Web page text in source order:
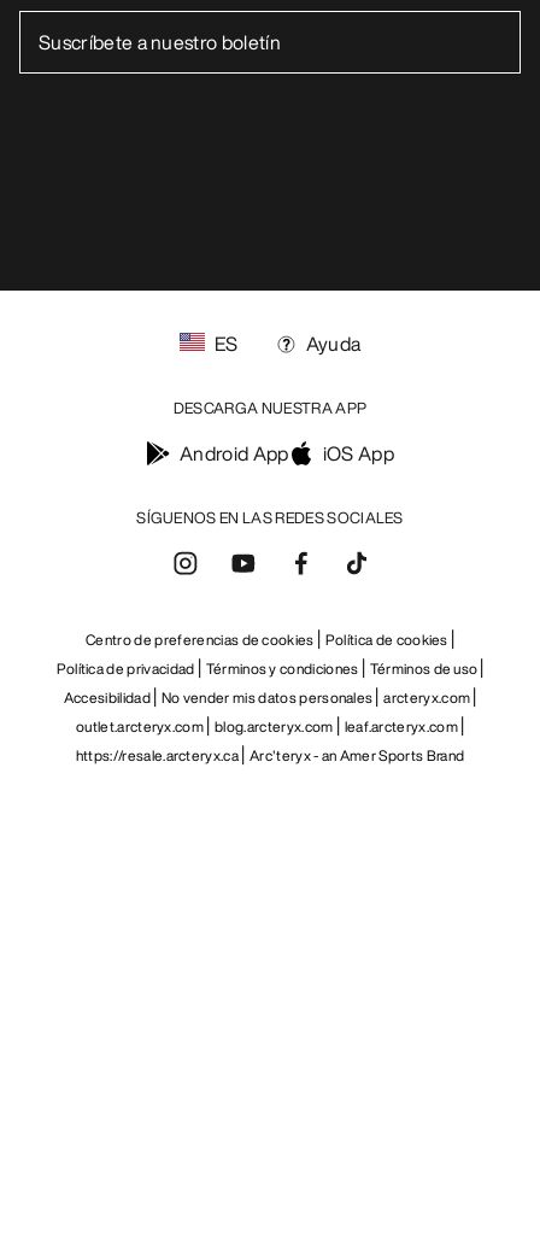
SÍGUENOS EN LAS REDES SOCIALES
ES Ayuda
DESCARGA NUESTRA APP
Android App iOS App
Centro de preferencias de cookies Política de cookies
Política de privacidad Términos y condiciones Términos de uso
Accesibilidad No vender mis datos personales arcteryx.com
outlet.arcteryx.com blog.arcteryx.com leaf.arcteryx.com
https://resale.arcteryx.ca Arc'teryx - an Amer Sports Brand